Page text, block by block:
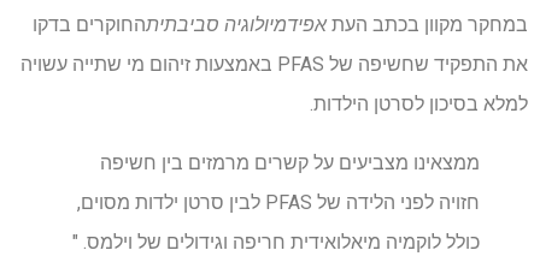
במחקר מקוון בכתב העת אפידמיולוגיה סביבתיתהחוקרים בדקו
את התפקיד שחשיפה של PFAS באמצעות זיהום מי שתייה עשויה
למלא בסיכון לסרטן הילדות.
ממצאינו מצביעים על קשרים מרמזים בין חשיפה
חזויה לפני הלידה של PFAS לבין סרטן ילדות מסוים,
כולל לוקמיה מיאלואידית חריפה וגידולים של וילמס. "